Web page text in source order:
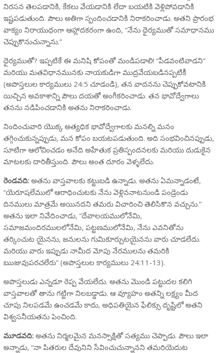
నిరసన తెలపడానికి, కేకలు వేయడానికి లేదా బయటికి వెళ్లిపోవడానికి
ఇష్టపడుతుంది. పౌలు అతిగా స్పందించడానికి నిరాకరించాడు. అతని ప్రారంభ
వాక్యం నిరాయుధంగా ఆహ్లాదకరంగా ఉంది, “నేను ధైర్యముతో సమాధానము
చెప్పుకొనుచున్నాను.”
ధైర్యముతో? ఇప్పటికే ఈ మనిషి కోపంతో మండిపడాలి! “పీడవంటివాడని”
మరియు మతవిధానమునకు నాయకుడిగా ముద్రవేయబడినప్పటికీ
(అపొస్తలుల కార్యములు 24:5 చూడండి), తన వాదనను చెప్పుకోవటానికి
యిచ్చిన అవకాశాన్ని పౌలు దయతో అంగీకరించాడు. తన భావోద్వేగాలు
తనను నడిపించడానికి అతను నిరాకరించాడు.
నిందించువారి యొక్క అత్యధిక భావోద్వేగాలకు మనల్ని మనం
తగ్గించుకున్నప్పుడు, మన కోపం బయటపడుతుంది. అది సంభవించినప్పుడు,
సూటిగా ఆలోచించడం అనేది అహేతుక ప్రతిస్పందనలకు మరియు దుడుకైన
మాటలకు దారితీస్తుంది. పౌలు అంత దూరం వెళ్ళలేదు.
రెండవది:అతను వాస్తవాలకు కట్టుబడి ఉన్నాడు. అతను ఏమన్నాడంటే,
“యెరూషలేములో ఆరాధించుటకు నేను వెళ్లిననాటనుండి పండ్రెండు
దినములు మాత్రమే అయినదని తమరు విచారించి తెలిసికొన వచ్చును.”
అతను ఇలా నివేదించాడు, “దేవాలయములోనేమి,
సమాజమందిరములలోనేమి, పట్టణములోనేమి, నేను ఎవనితోను
తర్కించుట యైనను, జనులను గుమికూర్చుటయైనను వారు చూడలేదు.
మరియు వారు ఇప్పుడు నామీద మోపు నేరములను తమరికి
ఋజువుపరచలేరు” (అపొస్తలుల కార్యములు 24:11-13).
అపొస్తలుడు ఎన్నడూ రెప్ప వేయలేదు. అతను మొండి పట్టుదల కలిగి
వాస్తవాలతో తాను గట్టిగా నిలబడ్డాడు. ఆ వ్యూహం అతన్ని లక్ష్యం మీద
చూపు నిలపడమే ఉంచడమే కాదు, అధిపతియైన ఫేలిక్సు దృష్టిలో అతని
విశ్వసనీయతను పెంచింది.
మూడవది:అతను నిర్మలమైన మనస్సాక్షితో సత్యము చెప్పాడు. పౌలు ఇలా
అన్నాడు, “నా పితరుల దేవునిని సేవించుచున్నానని తమరియెదుట